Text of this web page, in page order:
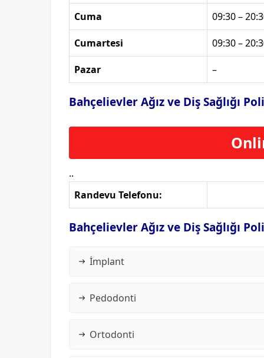
Cuma 09:30 –
Cumartesi 09:30 –
Pazar –
Bahçelievler Ağız ve Diş Sağlığı
..
Randevu Telefonu:
Bahçelievler Ağız ve Diş Sağlığı
İmplant
Pedodonti
Ortodonti